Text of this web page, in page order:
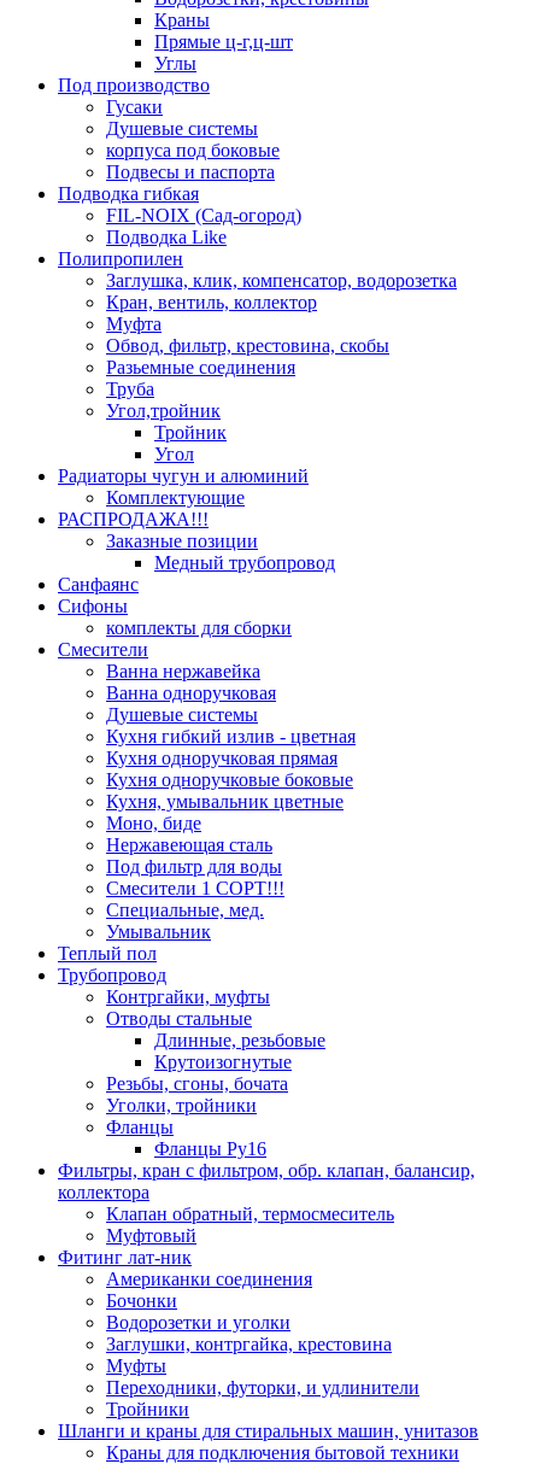
Краны
Прямые ц-г,ц-шт
Углы
Под производство
Гусаки
Душевые системы
корпуса под боковые
Подвесы и паспорта
Подводка гибкая
FIL-NOIX (Сад-огород)
Подводка Like
Полипропилен
Заглушка, клик, компенсатор, водорозетка
Кран, вентиль, коллектор
Муфта
Обвод, фильтр, крестовина, скобы
Разьемные соединения
Труба
Угол,тройник
Тройник
Угол
Радиаторы чугун и алюминий
Комплектующие
РАСПРОДАЖА!!!
Заказные позиции
Медный трубопровод
Санфаянс
Сифоны
комплекты для сборки
Смесители
Ванна нержавейка
Ванна одноручковая
Душевые системы
Кухня гибкий излив - цветная
Кухня одноручковая прямая
Кухня одноручковые боковые
Кухня, умывальник цветные
Моно, биде
Нержавеющая сталь
Под фильтр для воды
Смесители 1 СОРТ!!!
Специальные, мед.
Умывальник
Теплый пол
Трубопровод
Контргайки, муфты
Отводы стальные
Длинные, резьбовые
Крутоизогнутые
Резьбы, сгоны, бочата
Уголки, тройники
Фланцы
Фланцы Ру16
Фильтры, кран с фильтром, обр. клапан, балансир,
коллектора
Клапан обратный, термосмеситель
Муфтовый
Фитинг лат-ник
Американки соединения
Бочонки
Водорозетки и уголки
Заглушки, контргайка, крестовина
Муфты
Переходники, футорки, и удлинители
Тройники
Шланги и краны для стиральных машин, унитазов
Краны для подключения бытовой техники